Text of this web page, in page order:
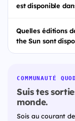
est disponible
Quelles éditions
the Sun sont
COMMUNAUTÉ
Suis tes
monde.
Sois au courant